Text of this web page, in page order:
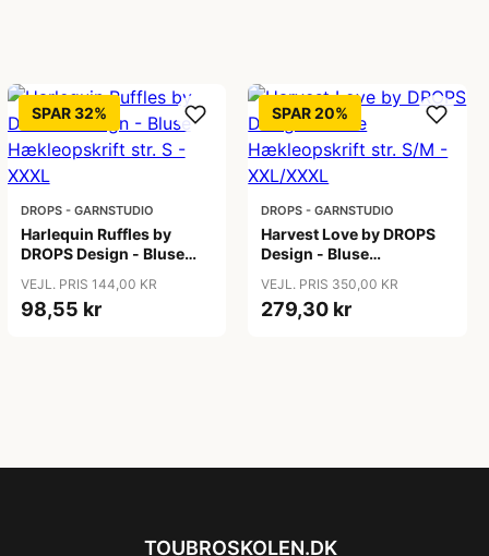
SPAR 32%
DROPS - GARNSTUDIO
Harlequin Ruffles by
DROPS Design - Bluse
XXXL
VEJL. PRIS 144,00 KR
98,55 kr
SPAR 20%
DROPS - GARNSTUDIO
Harvest Love by DROPS
Design - Bluse
XXL/XXXL
VEJL. PRIS 350,00 KR
279,30 kr
TOUBROSKOLEN.DK